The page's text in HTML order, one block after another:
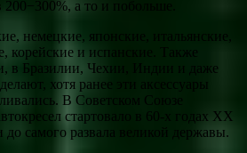
200−300%, а то и побольше.
немецкие, японские, итальянские,
корейские и испанские. Также
в Бразилии, Чехии, Индии и даже
хотя ранее эти аксессуары
В Советском Союзе
стартовало в 60-х годах ХХ
до самого развала великой державы.